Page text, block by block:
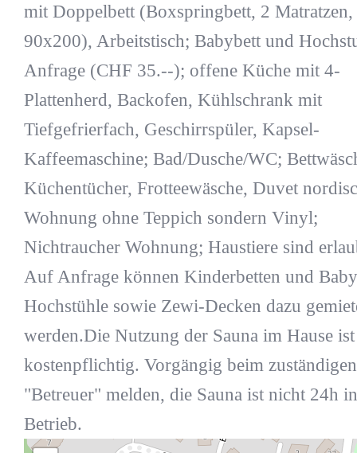
mit Doppelbett (Boxspringbett, 2 Matratzen,
90x200), Arbeitstisch; Babybett und
Anfrage (CHF 35.--); offene Küche mit 4-
Plattenherd, Backofen, Kühlschrank mit
Tiefgefrierfach, Geschirrspüler, Kapsel-
Kaffeemaschine; Bad/Dusche/WC;
Küchentücher, Frotteewäsche, Duvet
Wohnung ohne Teppich sondern Vinyl;
Nichtraucher Wohnung; Haustiere sind
Auf Anfrage können Kinderbetten und Baby
Hochstühle sowie Zewi-Decken dazu
werden.Die Nutzung der Sauna im Hause ist
kostenpflichtig. Vorgängig beim zuständigen
"Betreuer" melden, die Sauna ist nicht 24h in
Betrieb.